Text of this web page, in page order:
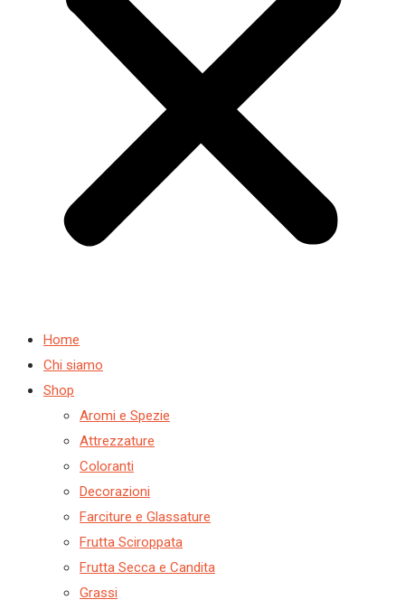
Home
Chi siamo
Shop
Aromi e Spezie
Attrezzature
Coloranti
Decorazioni
Farciture e Glassature
Frutta Sciroppata
Frutta Secca e Candita
Grassi